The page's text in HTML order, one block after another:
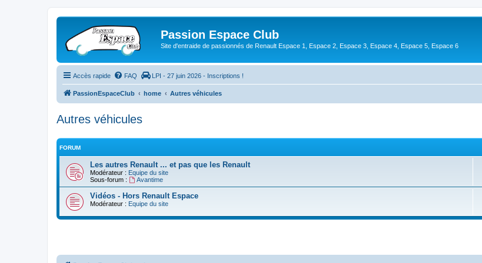
Passion Espace Club
Site d'entraide de passionnés de Renault Espace 1, Espace 2, Espace 3, Espace 4, Espace 5, Espace 6
Accès rapide FAQ LPI - 27 juin 2026 - Inscriptions !
PassionEspaceClub home Autres véhicules
Autres véhicules
FORUM
Les autres Renault ... et pas que les Renault
Modérateur : Equipe du site
Sous-forum :
Avantime
Vidéos - Hors Renault Espace
Modérateur : Equipe du site